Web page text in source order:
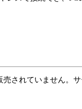
されていません。